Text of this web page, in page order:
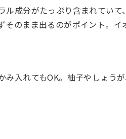
成分がたっぷり含まれてい
のまま出るのがポイント。
入れてもOK。柚子やしょう